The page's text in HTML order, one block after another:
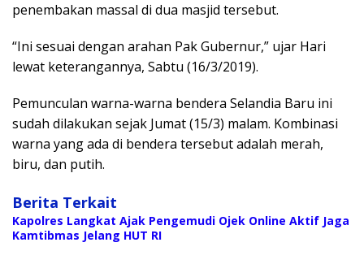
penembakan massal di dua masjid tersebut.
“Ini sesuai dengan arahan Pak Gubernur,” ujar Hari
lewat keterangannya, Sabtu (16/3/2019).
Pemunculan warna-warna bendera Selandia Baru ini
sudah dilakukan sejak Jumat (15/3) malam. Kombinasi
warna yang ada di bendera tersebut adalah merah,
biru, dan putih.
Berita Terkait
Kapolres Langkat Ajak Pengemudi Ojek Online Aktif Jaga
Kamtibmas Jelang HUT RI